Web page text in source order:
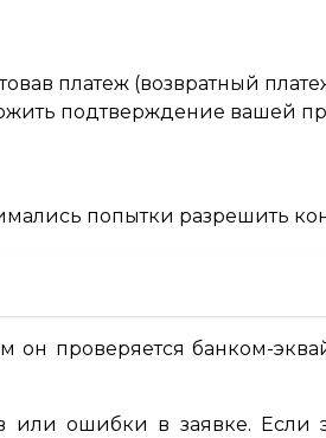
платеж (возвратный
подтверждение вашей
попытки разрешить
он проверяется банком-
или ошибки в заявке.